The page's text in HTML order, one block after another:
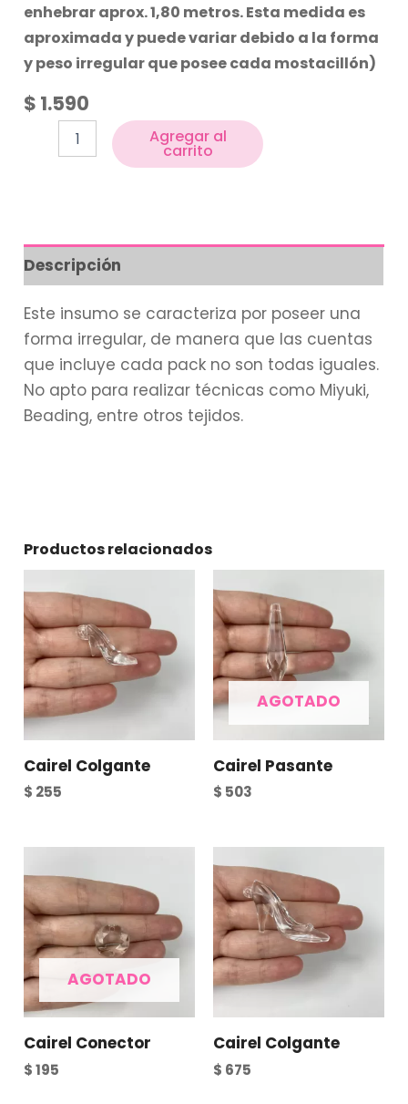
enhebrar aprox. 1,80 metros. Esta medida es
aproximada y puede variar debido a la forma
y peso irregular que posee cada mostacillón)
$ 1.590
Agregar al
carrito
Descripción
Este insumo se caracteriza por poseer una
forma irregular, de manera que las cuentas
que incluye cada pack no son todas iguales.
No apto para realizar técnicas como Miyuki,
Beading, entre otros tejidos.
Productos relacionados
Cairel Colgante
$ 255
AGOTADO
Cairel Pasante
$ 503
AGOTADO
Cairel Conector
$195
Cairel Colgante
$ 675